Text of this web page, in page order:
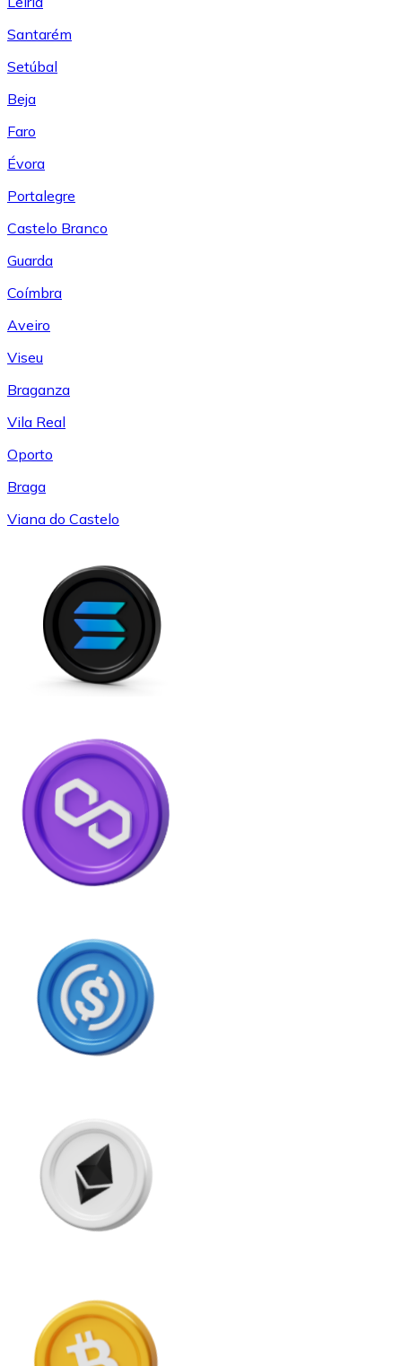
Santarém
Setúbal
Beja
Faro
Évora
Portalegre
Castelo Branco
Guarda
Coímbra
Aveiro
Viseu
Braganza
Vila Real
Oporto
Braga
Viana do Castelo